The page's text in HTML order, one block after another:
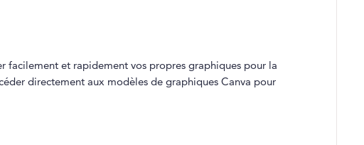
facilement et rapidement vos propres graphiques pour la
directement aux modèles de graphiques Canva pour